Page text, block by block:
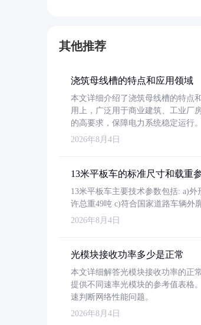
其他推荐
浇筑母线槽的特点和应用领域
本文详细介绍了浇筑母线槽的特点
用上，广泛用于商业建筑、工业厂
的高要求，保障电力系统稳定运行。
2026年8月4日
13米平板车的标准尺寸和载重
13米平板车主要技术参数包括: a)
许总重49吨 c)符合国家道路车辆外
2026年8月4日
光模块接收功率多少是正常
本文详细解答光模块接收功率的正
提供不同速率光模块的参考值表格
速判断网络性能问题。
2026年8月4日